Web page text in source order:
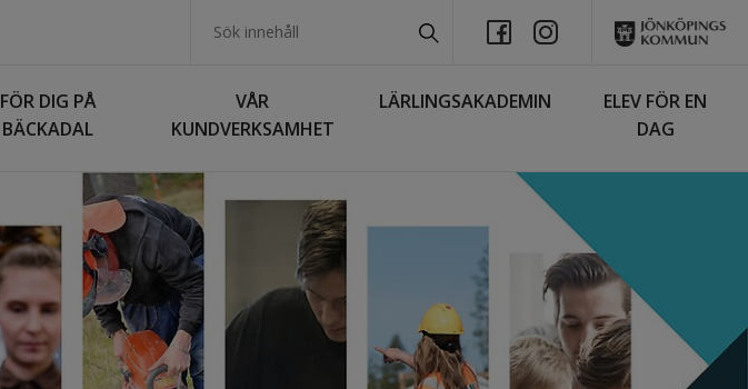
FÖR DIG PÅ
BÄCKADAL
VÅR
KUNDVERKSAMHET
LÄRLINGSAKADEMIN
ELEV FÖR EN
DAG